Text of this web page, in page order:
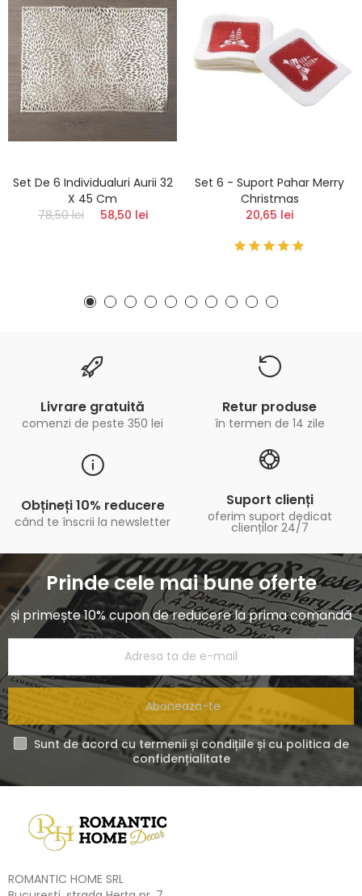
Set De 6 Individualuri Aurii 32
X 45 Cm
78,50 lei
58,50 lei
Set 6 - Suport Pahar Merry
Christmas
20,65 lei
Livrare gratuită
comenzi de peste 350 lei
Retur produse
în termen de 14 zile
Obțineți 10% reducere
când te înscrii la newsletter
Suport clienți
oferim suport dedicat
clienților 24/7
Prinde cele mai bune oferte
și primește 10% cupon de reducere la prima comandă
Aboneaza-te
Sunt de acord cu termenii și condițiile și cu politica de
confidențialitate
ROMANTIC HOME SRL